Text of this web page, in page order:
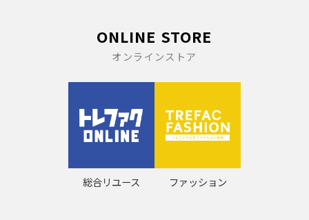
ONLINE STORE
オンラインストア
総合リユース ファッション